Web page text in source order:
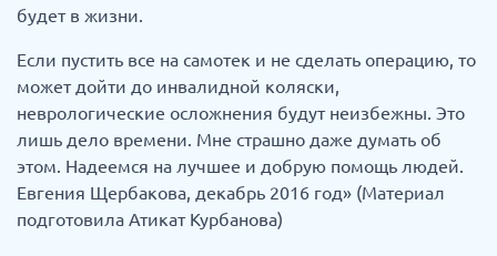
будет в жизни.
Если пустить все на самотек и не сделать операцию, то
может дойти до инвалидной коляски,
неврологические осложнения будут неизбежны. Это
лишь дело времени. Мне страшно даже думать об
этом. Надеемся на лучшее и добрую помощь людей.
Евгения Щербакова, декабрь 2016 год» (Материал
подготовила Атикат Курбанова)